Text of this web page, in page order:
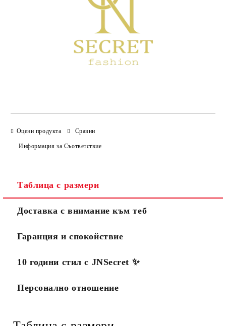
Оцени продукта Сравни
Информация за Съответствие
Таблица с размери
Доставка с внимание към теб
Гаранция и спокойствие
10 години стил с JNSecret ✨️
Персонално отношение